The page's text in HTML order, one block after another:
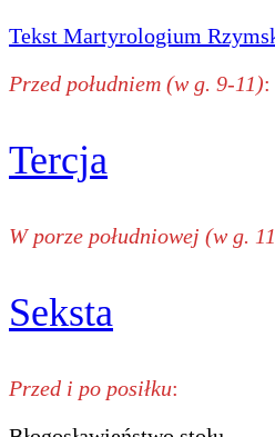
Tekst Martyrologium
Przed południem (w g. 9-11):
Tercja
W porze południowej (w g.
Seksta
Przed i po posiłku: